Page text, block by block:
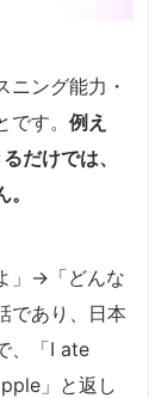
ニング能力・
す。 例え
だけでは、
」→「どんな
であり、日本
、「I ate
」と返し